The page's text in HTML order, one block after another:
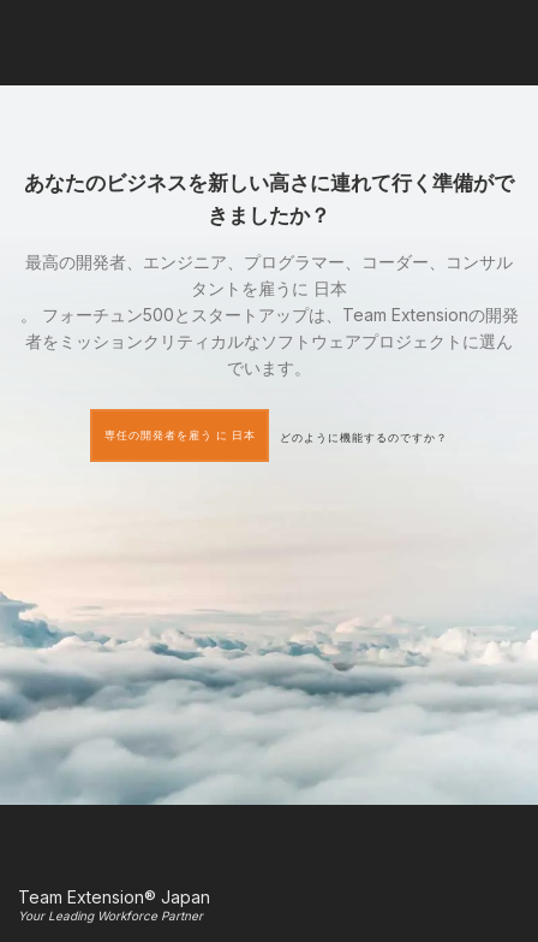
あなたのビジネスを新しい高さに連れて行く準備がで
きましたか？
最高の開発者、エンジニア、プログラマー、コーダー、コンサル
タントを雇うに 日本
。 フォーチュン500とスタートアップは、Team Extensionの開発
者をミッションクリティカルなソフトウェアプロジェクトに選ん
でいます。
専任の開発者を雇う に 日本 どのように機能するのですか？
Team Extension® Japan
Your Leading Workforce Partner